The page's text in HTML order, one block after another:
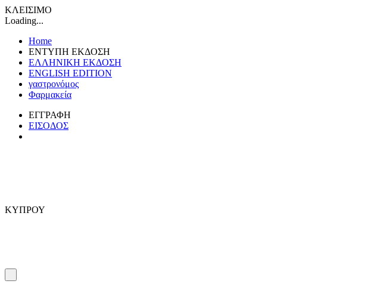
ΚΛΕΙΣΙΜΟ
Loading...
Home
ΕΝΤΥΠΗ ΕΚΔΟΣΗ
ΕΛΛΗΝΙΚΗ ΕΚΔΟΣΗ
ENGLISH EDITION
γαστρονόμος
Φαρμακεία
ΕΓΓΡΑΦΗ
ΕΙΣΟΔΟΣ
ΚΥΠΡΟΥ